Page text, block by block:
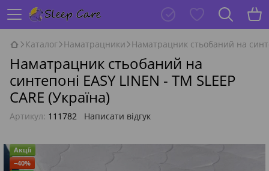
Каталог Наматрацники Наматрацник стьобаний на
Наматрацник стьобаний на
синтепоні EASY LINEN - ТМ SLEEP
CARE (Україна)
Артикул: 111782 Написати відгук
Акції
−40%